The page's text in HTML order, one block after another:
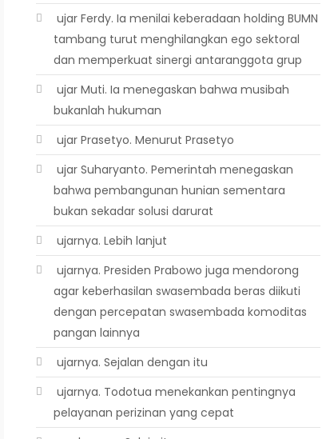
 ujar Ferdy. Ia menilai keberadaan holding BUMN
tambang turut menghilangkan ego sektoral
dan memperkuat sinergi antaranggota grup
 ujar Muti. Ia menegaskan bahwa musibah
bukanlah hukuman
 ujar Prasetyo. Menurut Prasetyo
 ujar Suharyanto. Pemerintah menegaskan
bahwa pembangunan hunian sementara
bukan sekadar solusi darurat
 ujarnya. Lebih lanjut
 ujarnya. Presiden Prabowo juga mendorong
agar keberhasilan swasembada beras diikuti
dengan percepatan swasembada komoditas
pangan lainnya
 ujarnya. Sejalan dengan itu
 ujarnya. Todotua menekankan pentingnya
pelayanan perizinan yang cepat